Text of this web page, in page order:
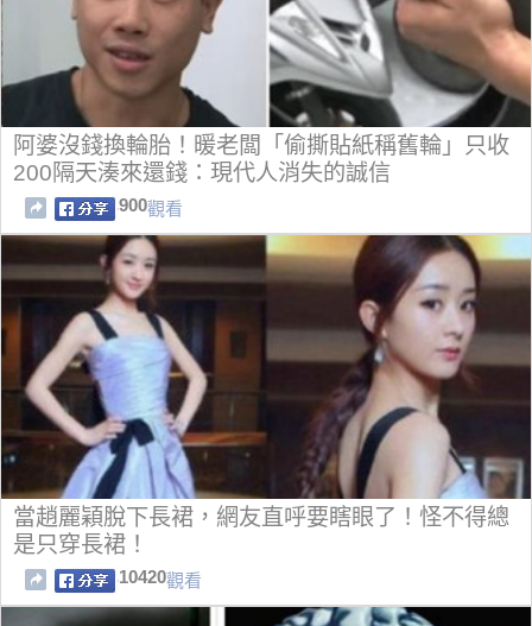
阿婆沒錢換輪胎！暖老闆「偷撕貼紙稱舊輪」只收
200隔天湊來還錢：現代人消失的誠信
900觀看
當趙麗穎脫下長裙，網友直呼要瞎眼了！怪不得總
是只穿長裙！
10420觀看